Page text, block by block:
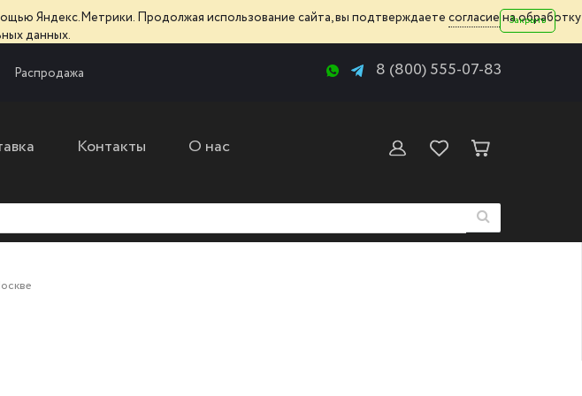
Яндекс.Метрики. Продолжая использование сайта, вы подтверждаете согласиена обработку
данных.
Закрыть
Распродажа 8 (800) 555-07-83
Контакты О нас